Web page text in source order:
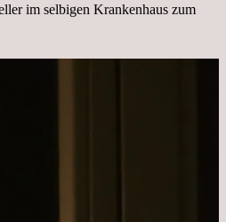
im selbigen Krankenhaus zum